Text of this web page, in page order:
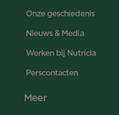
Onze geschiedenis
Nieuws & Media
Werken bij Nutricia
Perscontacten
Meer